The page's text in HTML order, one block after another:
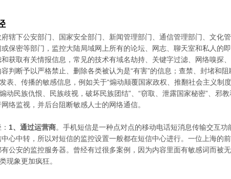
辖下公安部门、国家安全部门、新闻管理部门、通信管理部门、文化
保密等部门，监控大陆局域网上所有的论坛、网志、聊天室和私人的
获取有关情报信息，常见的技术有域名劫持、关键字过滤、网络嗅探
判断予以严格禁止、删除各类被认为是“有害”的信息；查禁、封堵和阻
表、传播的敏感信息，例如关于“煽动颠覆国家政权、推翻社会主义制
动民族仇恨、民族歧视，破坏民族团结”、“窃取、泄露国家秘密”、邪
络监视，并后台阻断敏感人士的网络通信。
1、通过运营商。手机短信是一种点对点的移动电话短消息传输交互功
心中转，所以对短信的监控设置一般都在短信中心进行。一位上海的
公安的监控服务器。曾经有过很多案例，因为内容里面有敏感词而被
现象更加疯狂。